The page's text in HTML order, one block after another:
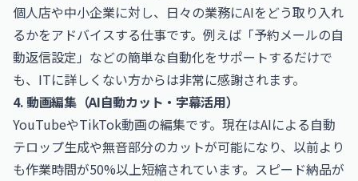
個人店や中小企業に対し、日々の業務にAIをどう取り入れ
るかをアドバイスする仕事です。例えば「予約メールの自
動返信設定」などの簡単な自動化をサポートするだけで
も、ITに詳しくない方からは非常に感謝されます。
4. 動画編集（AI自動カット・字幕活用）
YouTubeやTikTok動画の編集です。現在はAIによる自動
テロップ生成や無音部分のカットが可能になり、以前より
も作業時間が50%以上短縮されています。スピード納品が